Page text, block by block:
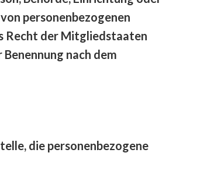
personenbezogenen
Recht der Mitgliedstaaten
nach dem
die personenbezogene